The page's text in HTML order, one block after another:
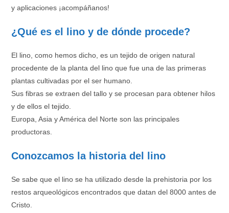
y aplicaciones ¡acompáñanos!
¿Qué es el lino y de dónde procede?
El lino, como hemos dicho, es un tejido de origen natural
procedente de la planta del lino que fue una de las primeras
plantas cultivadas por el ser humano.
Sus fibras se extraen del tallo y se procesan para obtener hilos
y de ellos el tejido.
Europa, Asia y América del Norte son las principales
productoras.
Conozcamos la historia del lino
Se sabe que el lino se ha utilizado desde la prehistoria por los
restos arqueológicos encontrados que datan del 8000 antes de
Cristo.